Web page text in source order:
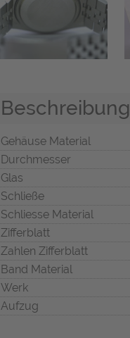
Beschreibung
Gehäuse Material
Durchmesser
Glas
Schließe
Schliesse Material
Zifferblatt
Zahlen Zifferblatt
Band Material
Werk
Aufzug